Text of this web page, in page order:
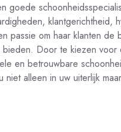
goede
klantgerichtheid,
passie om haar klanten de
bieden. Door te kiezen voor
en betrouwbare
niet alleen in uw uiterlijk